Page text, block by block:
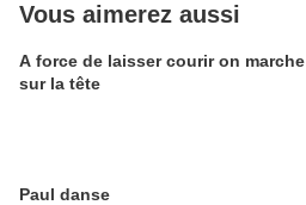
Vous aimerez aussi
A force de laisser courir on marche
sur la tête
Paul danse